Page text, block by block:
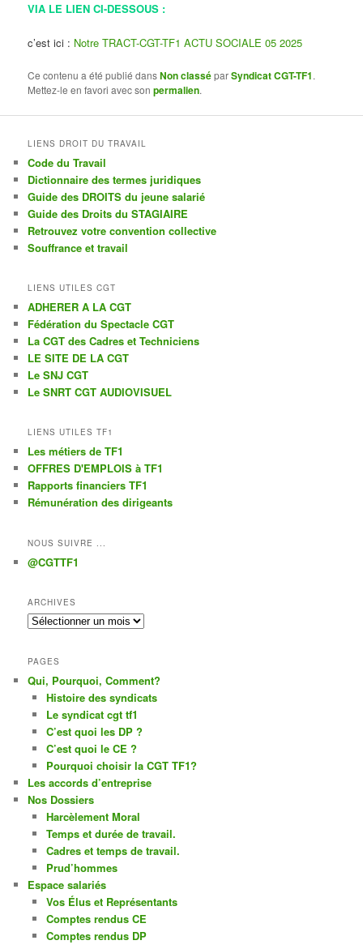
VIA LE LIEN CI-DESSOUS :
c’est ici : Notre TRACT-CGT-TF1 ACTU SOCIALE 05 2025
Ce contenu a été publié dansNon classéparSyndicat CGT-TF1.
Mettez-le en favori avec sonpermalien.
LIENS DROIT DU TRAVAIL
Code du Travail
Dictionnaire des termes juridiques
Guide des DROITS du jeune salarié
Guide des Droits du STAGIAIRE
Retrouvez votre convention collective
Souffrance et travail
LIENS UTILES CGT
ADHERER A LA CGT
Fédération du Spectacle CGT
La CGT des Cadres et Techniciens
LE SITE DE LA CGT
Le SNJ CGT
Le SNRT CGT AUDIOVISUEL
LIENS UTILES TF1
Les métiers de TF1
OFFRES D'EMPLOIS à TF1
Rapports financiers TF1
Rémunération des dirigeants
NOUS SUIVRE ...
@CGTTF1
ARCHIVES
Archives
PAGES
Qui, Pourquoi, Comment?
Histoire des syndicats
Le syndicat cgt tf1
C’est quoi les DP ?
C’est quoi le CE ?
Pourquoi choisir la CGT TF1?
Les accords d’entreprise
Nos Dossiers
Harcèlement Moral
Temps et durée de travail.
Cadres et temps de travail.
Prud’hommes
Espace salariés
Vos Élus et Représentants
Comptes rendus CE
Comptes rendus DP